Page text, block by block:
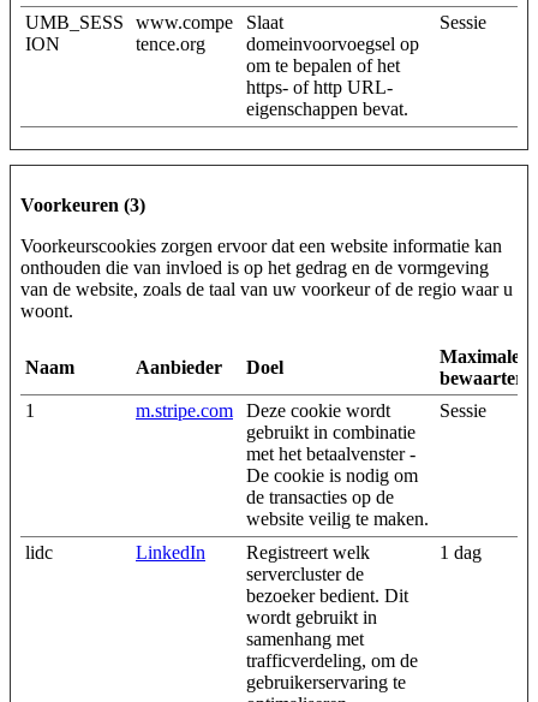
UMB_SESS
ION
www.compe
tence.org
Slaat
domeinvoorvoegsel op
om te bepalen of het
https- of http URL-
eigenschappen bevat.
Sessie
Voorkeuren (3)
Voorkeurscookies zorgen ervoor dat een website informatie kan
onthouden die van invloed is op het gedrag en de vormgeving
van de website, zoals de taal van uw voorkeur of de regio waar u
woont.
Naam Aanbieder Doel
Maximale
1
m.stripe.com
Deze cookie wordt
gebruikt in combinatie
met het betaalvenster -
De cookie is nodig om
de transacties op de
website veilig te maken.
Sessie
lidc LinkedIn
Registreert welk
servercluster de
bezoeker bedient. Dit
wordt gebruikt in
samenhang met
trafficverdeling, om de
gebruikerservaring te
1 dag